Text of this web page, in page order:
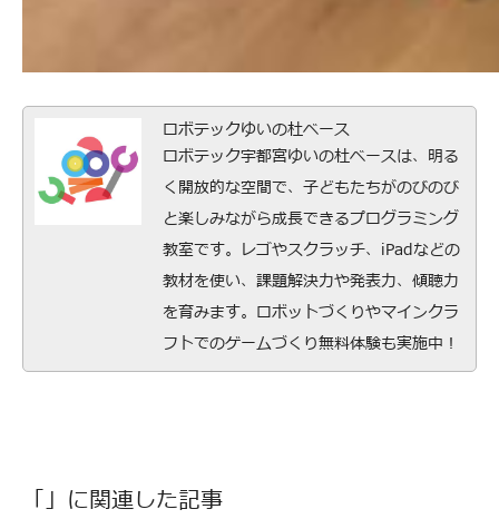
ロボテックゆいの杜ベース
ロボテック宇都宮ゆいの杜ベースは、明る
く開放的な空間で、子どもたちがのびのび
と楽しみながら成長できるプログラミング
教室です。レゴやスクラッチ、iPadなどの
教材を使い、課題解決力や発表力、傾聴力
を育みます。ロボットづくりやマインクラ
フトでのゲームづくり無料体験も実施中！
「」に関連した記事